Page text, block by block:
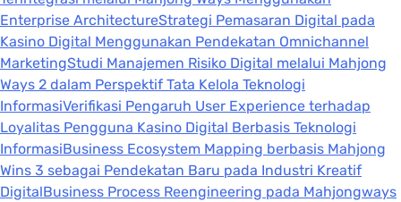
Enterprise ArchitectureStrategi Pemasaran Digital pada
Kasino Digital Menggunakan Pendekatan Omnichannel
MarketingStudi Manajemen Risiko Digital melalui Mahjong
Ways 2 dalam Perspektif Tata Kelola Teknologi
InformasiVerifikasi Pengaruh User Experience terhadap
Loyalitas Pengguna Kasino Digital Berbasis Teknologi
InformasiBusiness Ecosystem Mapping berbasis Mahjong
Wins 3 sebagai Pendekatan Baru pada Industri Kreatif
DigitalBusiness Process Reengineering pada Mahjongways